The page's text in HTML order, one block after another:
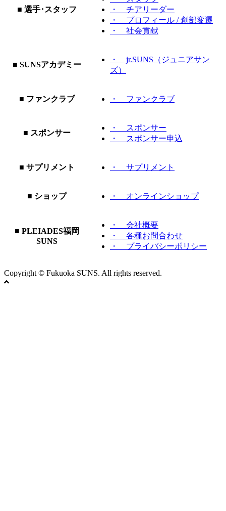
■ 選手･スタッフ
・ チアリーダー
・ プロフィール / 創部変遷
・ 社会貢献
■ SUNSアカデミー
・ jr.SUNS（ジュニアサン
ズ）
■ ファンクラブ ・ ファンクラブ
■ スポンサー
・ スポンサー
・ スポンサー申込
■ サプリメント ・ サプリメント
■ ショップ ・ オンラインショップ
■ PLEIADES福岡
SUNS
・ 会社概要
・ 各種お問合わせ
・ プライバシーポリシー
Copyright © Fukuoka SUNS. All rights reserved.